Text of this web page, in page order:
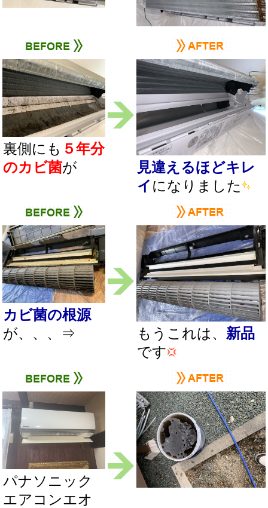
裏側にも ５年分
のカビ菌が
見違えるほどキレ
イ になりました
カビ菌の根源
が、、、⇒
もうこれは、 新品
です
パナソニック
エアコンエオ